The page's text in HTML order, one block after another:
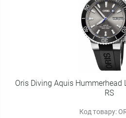
Oris Diving Aquis Hummerhead
RS
Код товару: